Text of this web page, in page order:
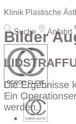
Klinik Plastische
Suche Anfahrt
Bilder
Die Ergebnisse
Ein
werden.